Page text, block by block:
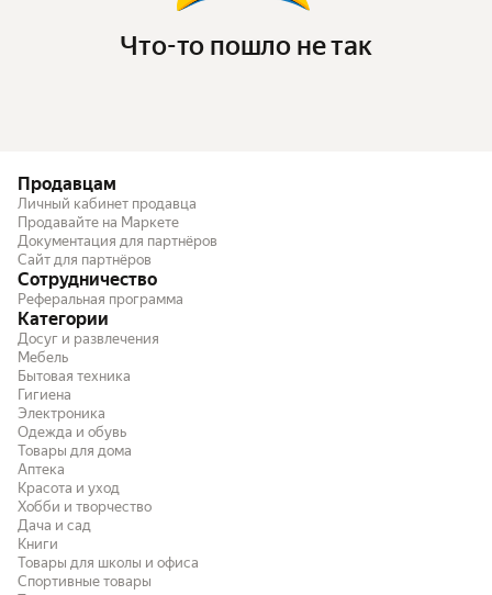
Что-то пошло не так
Продавцам
Личный кабинет продавца
Продавайте на Маркете
Документация для партнёров
Сайт для партнёров
Сотрудничество
Реферальная программа
Категории
Досуг и развлечения
Мебель
Бытовая техника
Гигиена
Электроника
Одежда и обувь
Товары для дома
Аптека
Красота и уход
Хобби и творчество
Дача и сад
Книги
Товары для школы и офиса
Спортивные товары